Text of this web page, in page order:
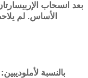
بعد انسحاب
الأساس. لم
بالنسبة